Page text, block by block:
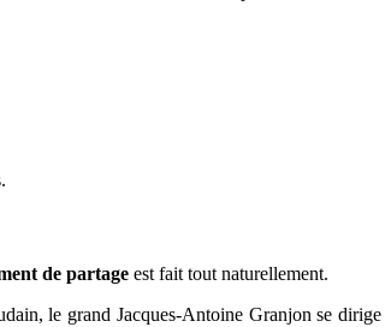
de partage est fait tout naturellement.
le grand Jacques-Antoine Granjon se dirige